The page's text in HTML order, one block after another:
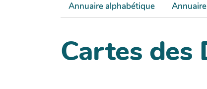
Annuaire alphabétique
Cartes des